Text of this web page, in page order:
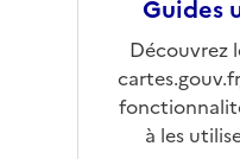
Guides
Découvrez
à les